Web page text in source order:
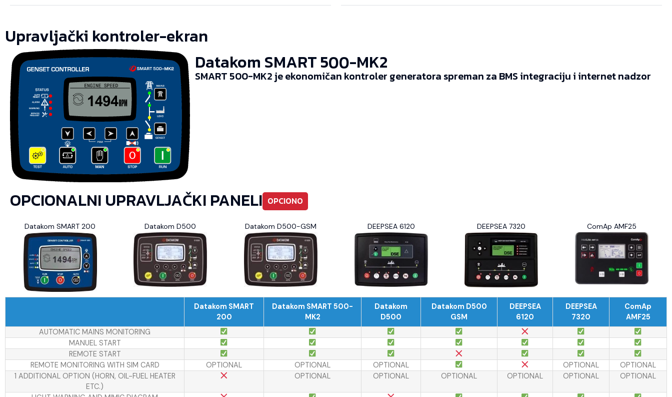
Upravljački kontroler-ekran
Datakom SMART 500-MK2
SMART 500-MK2 je ekonomičan kontroler generatora spreman za BMS integraciju i internet nadzor
OPCIONALNI UPRAVLJAČKI PANELI OPCIONO
Datakom SMART 200 Datakom D500 Datakom D500-GSM DEEPSEA 6120 DEEPSEA 7320 ComAp AMF25
Datakom SMART
200
Datakom SMART 500-
MK2
Datakom
D500
Datakom D500
GSM
DEEPSEA
6120
DEEPSEA
7320
ComAp
AMF25
AUTOMATIC MAINS MONITORING
MANUEL START
REMOTE START
REMOTE MONITORING WITH SIM CARD
OPTIONAL OPTIONAL OPTIONAL OPTIONAL
OPTIONAL
1 ADDITIONAL OPTION (HORN, OIL-FUEL HEATER
ETC.)
OPTIONAL OPTIONAL OPTIONAL OPTIONAL OPTIONAL OPTIONAL